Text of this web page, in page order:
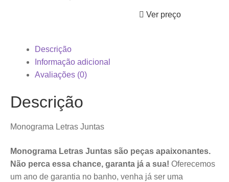
Ver preço
Descrição
Informação adicional
Avaliações (0)
Descrição
Monograma Letras Juntas
Monograma Letras Juntas são peças apaixonantes.
Não perca essa chance, garanta já a sua! Oferecemos
um ano de garantia no banho, venha já ser uma